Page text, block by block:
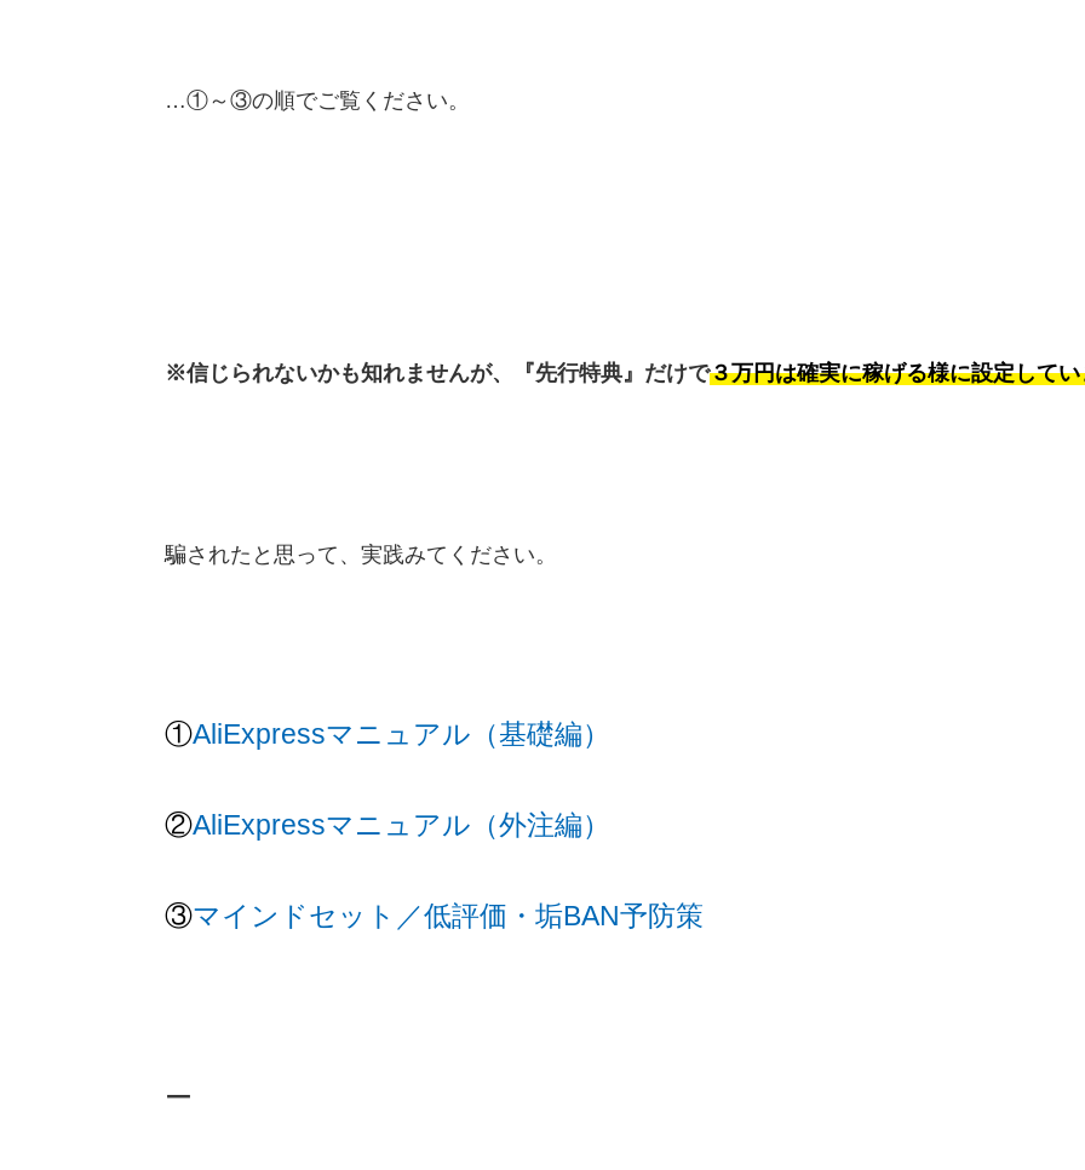
…①～③の順でご覧ください。
※信じられないかも知れませんが、『先行特典』だけで３万円は確実に稼げる様に設定して
騙されたと思って、実践みてください。
①AliExpressマニュアル（基礎編）
②AliExpressマニュアル（外注編）
③マインドセット／低評価・垢BAN予防策
ー